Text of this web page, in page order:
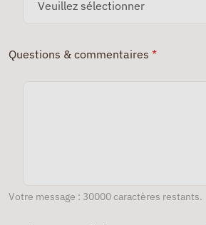
Questions & commentaires *
Votre message : 30000 caractères restants.